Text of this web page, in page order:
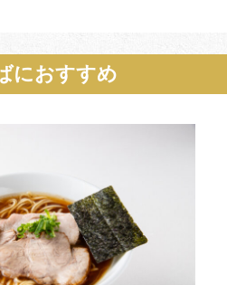
におすすめ